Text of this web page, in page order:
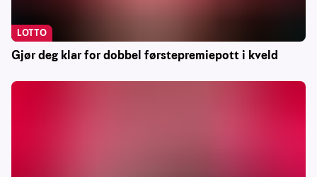
Gjør deg klar for dobbel førstepremiepott i kveld
LOTTO